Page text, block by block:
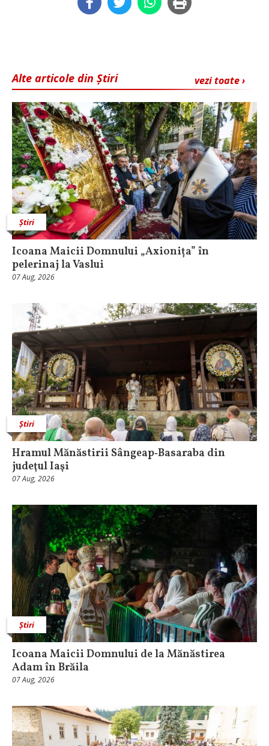
vezi toate ›
Alte articole din Știri
Știri
Icoana Maicii Domnului „Axionița” în
pelerinaj la Vaslui
07 Aug, 2026
Știri
Hramul Mănăstirii Sângeap‑Basaraba din
judeţul Iaşi
07 Aug, 2026
Știri
Icoana Maicii Domnului de la Mănăstirea
Adam în Brăila
07 Aug, 2026